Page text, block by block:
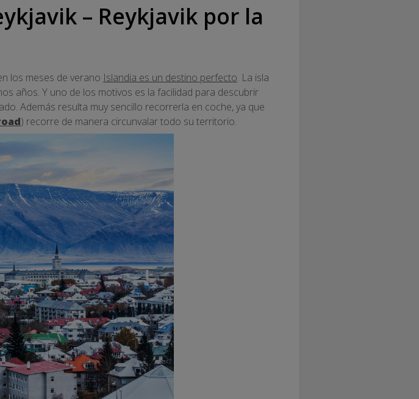
– Reykjavik por la
los meses de verano Islandia es un destino perfecto. La isla
años. Y uno de los motivos es la facilidad para descubrir
Además resulta muy sencillo recorrerla en coche, ya que
) recorre de manera circunvalar todo su territorio.